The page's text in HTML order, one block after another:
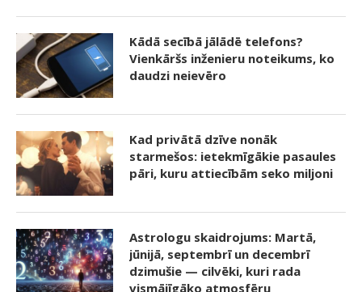
Kādā secībā jālādē telefons?
Vienkāršs inženieru noteikums, ko
daudzi neievēro
Kad privātā dzīve nonāk
starmešos: ietekmīgākie pasaules
pāri, kuru attiecībām seko miljoni
Astrologu skaidrojums: Martā,
jūnijā, septembrī un decembrī
dzimušie — cilvēki, kuri rada
vismājīgāko atmosfēru